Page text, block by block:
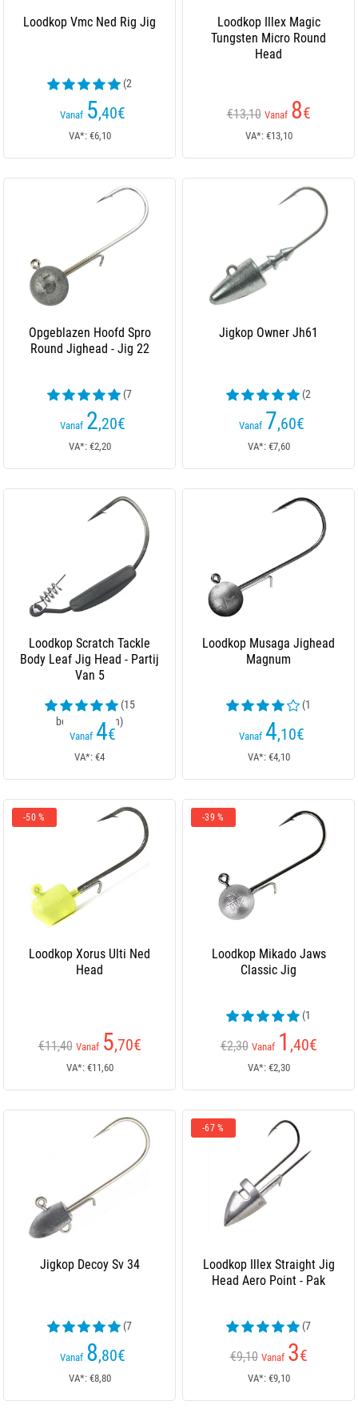
Loodkop Vmc Ned Rig Jig
(2
beoordelingen)
Vanaf 5,40€
VA*: €6,10
Loodkop Illex Magic
Tungsten Micro Round
Head
€13,10 Vanaf 8€
VA*: €13,10
Opgeblazen Hoofd Spro
Round Jighead - Jig 22
(7
beoordelingen)
Vanaf 2,20€
VA*: €2,20
Jigkop Owner Jh61
(2
beoordelingen)
Vanaf 7,60€
VA*: €7,60
Loodkop Scratch Tackle
Body Leaf Jig Head - Partij
Van 5
(15
beoordelingen)
Vanaf 4€
VA*: €4
Loodkop Musaga Jighead
Magnum
(1
beoordelingen)
Vanaf 4,10€
VA*: €4,10
-50 %
Loodkop Xorus Ulti Ned
Head
€11,40 Vanaf 5,70€
VA*: €11,60
-39 %
Loodkop Mikado Jaws
Classic Jig
(1
beoordelingen)
€2,30 Vanaf 1 ,40€
VA*: €2,30
Jigkop Decoy Sv 34
(7
beoordelingen)
Vanaf 8,80€
VA*: €8,80
-67 %
Loodkop Illex Straight Jig
Head Aero Point - Pak
(7
beoordelingen)
€9,10 Vanaf 3€
VA*: €9,10